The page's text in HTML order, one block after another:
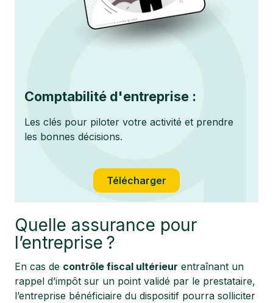
Comptabilité d'entreprise :
Les clés pour piloter votre activité et prendre
les bonnes décisions.
Télécharger
Quelle assurance pour
l’entreprise ?
En cas de contrôle fiscal ultérieur entraînant un
rappel d’impôt sur un point validé par le prestataire,
l’entreprise bénéficiaire du dispositif pourra solliciter